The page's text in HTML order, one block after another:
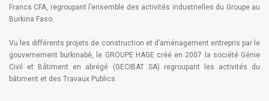
Francs CFA, regroupant l’ensemble des activités industrielles du Groupe au
Burkina Faso.
Vu les différents projets de construction et d’aménagement entrepris par le
gouvernement burkinabè, le GROUPE HAGE créé en 2007 la société Génie
Civil et Bâtiment en abrégé (GECIBAT SA) regroupant les activités du
bâtiment et des Travaux Publics.